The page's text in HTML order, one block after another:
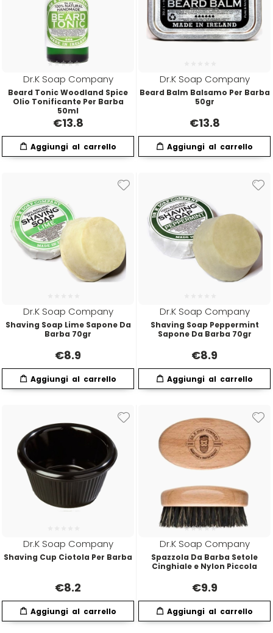
Euro Marbel
Euromax
EveryGreen
FANOLA
FARMACA INTERNATIONAL
Farmagan
FarmaVita
Four Reasons
GAMMAPIÙ
ghd
Giusy Hold
Hennatech
Imbue
INSight
INTERCOSMO
Invisibobble
JRL
Jvone Milano
Kativa
Kélite
Kemon
Kemon Actyva
Kerastase
Dr.K Soap Company
Beard Tonic Woodland Spice
Olio Tonificante Per Barba
50ml
€13.8
Dr.K Soap Company
Beard Balm Balsamo Per Barba
50gr
€13.8
Dr.K Soap Company
Shaving Soap Lime Sapone Da
Barba 70gr
€8.9
Dr.K Soap Company
Shaving Soap Peppermint
Sapone Da Barba 70gr
€8.9
Dr.K Soap Company
Shaving Cup Ciotola Per Barba
€8.2
Dr.K Soap Company
Spazzola Da Barba Setole
Cinghiale e Nylon Piccola
€9.9